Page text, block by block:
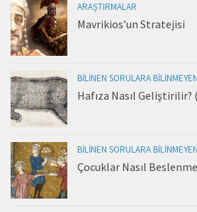
ARAŞTIRMALAR
Mavrikios’un Stratejisi
BILINEN SORULARA
Hafıza Nasıl Geliştirilir?
BILINEN SORULARA
Çocuklar Nasıl